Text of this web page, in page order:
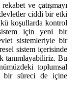
ve çatışmayı
ciddi bir etki
koşullarda kontrol
için yeni bir
sistemleriyle bir
sistem içerisinde
tanımlayabiliriz. Bu
toplumsal
bir süreci de içine